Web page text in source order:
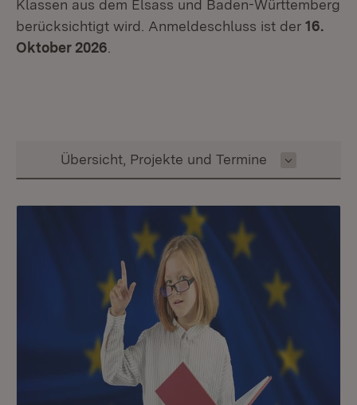
Klassen aus dem Elsass und Baden-Württemberg
berücksichtigt wird. Anmeldeschluss ist der 16.
Oktober 2026
Inhalt auswählen
Übersicht, Projekte und Termine